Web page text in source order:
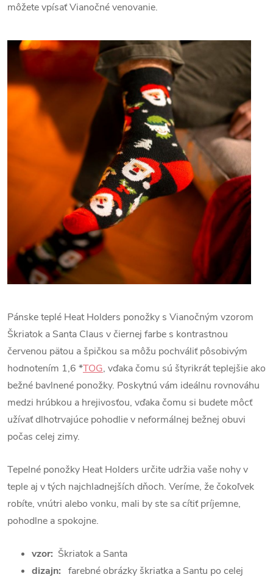
môžete vpísať Vianočné venovanie.
Pánske teplé Heat Holders ponožky s Vianočným vzorom
Škriatok a Santa Claus v čiernej farbe s kontrastnou
červenou pätou a špičkou sa môžu pochváliť pôsobivým
hodnotením 1,6 *TOG, vďaka čomu sú štyrikrát teplejšie ako
bežné bavlnené ponožky. Poskytnú vám ideálnu rovnováhu
medzi hrúbkou a hrejivosťou, vďaka čomu si budete môcť
užívať dlhotrvajúce pohodlie v neformálnej bežnej obuvi
počas celej zimy.
Tepelné ponožky Heat Holders určite udržia vaše nohy v
teple aj v tých najchladnejších dňoch. Veríme, že čokoľvek
robíte, vnútri alebo vonku, mali by ste sa cítiť príjemne,
pohodlne a spokojne.
vzor: Škriatok a Santa
dizajn: farebné obrázky škriatka a Santu po celej